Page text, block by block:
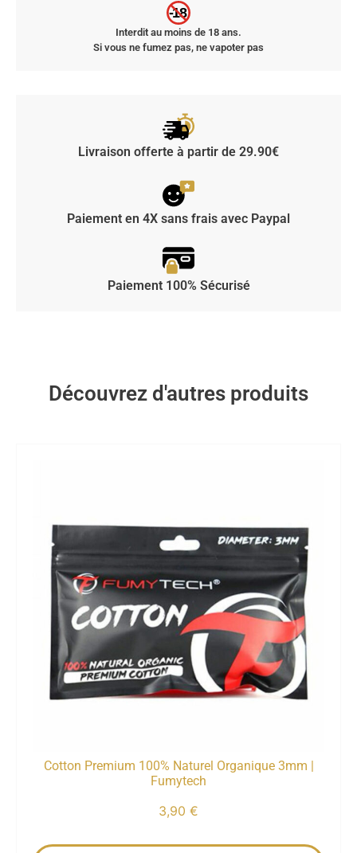
-18
Interdit au moins de 18 ans.
Si vous ne fumez pas, ne vapoter pas
Livraison offerte à partir de 29.90€
Paiement en 4X sans frais avec Paypal
Paiement 100% Sécurisé
Découvrez d'autres produits
Cotton Premium 100% Naturel Organique 3mm |
Fumytech
3,90 €